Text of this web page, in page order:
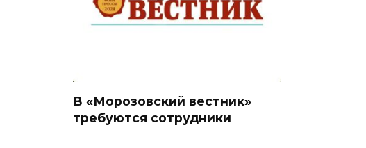
В «Морозовский вестник»
требуются сотрудники